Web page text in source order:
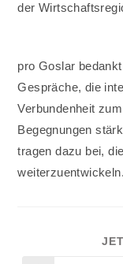
der
pro Goslar
Gespräche, die
Verbundenheit
Begegnungen
tragen dazu bei,
weiterzuentwickeln.